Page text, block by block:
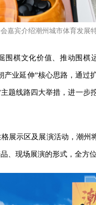
嘉宾介绍潮州城市体育发展
围棋文化价值、推动围
产业延伸”核心思路，通
题线路四大举措，进一
展示区及展演活动，潮州
、现场展演的形式，全方